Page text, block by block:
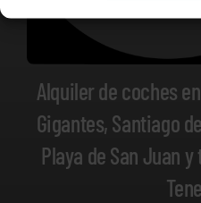
Alquiler de coches
Gigantes, Santiago
Playa de San Juan